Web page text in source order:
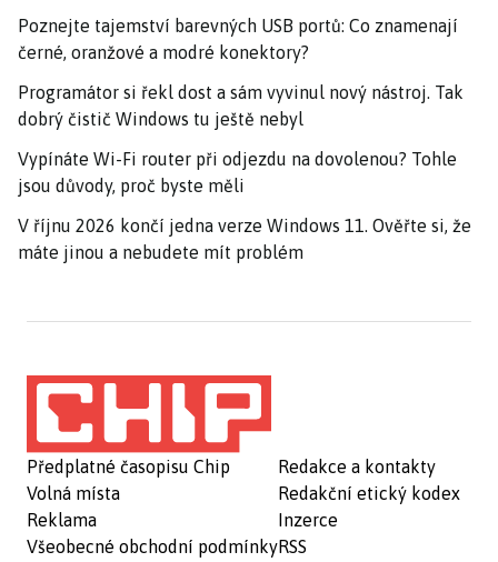
Poznejte tajemství barevných USB portů: Co znamenají
černé, oranžové a modré konektory?
Programátor si řekl dost a sám vyvinul nový nástroj. Tak
dobrý čistič Windows tu ještě nebyl
Vypínáte Wi-Fi router při odjezdu na dovolenou? Tohle
jsou důvody, proč byste měli
V říjnu 2026 končí jedna verze Windows 11. Ověřte si, že
máte jinou a nebudete mít problém
Předplatné časopisu Chip
Volná místa
Reklama
Všeobecné obchodní podmínky
Redakce a kontakty
Redakční etický kodex
Inzerce
RSS